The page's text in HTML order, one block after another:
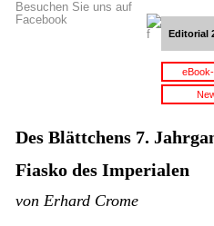
Besuchen Sie uns auf
Facebook
Editorial
Des Blättchens 7.
Fiasko des Imperialen
von Erhard Crome